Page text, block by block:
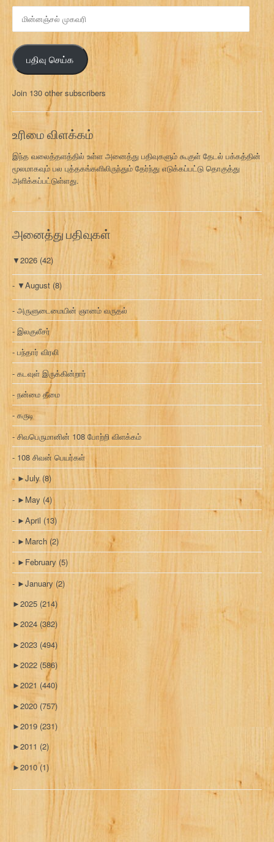
ன
ஞ்
ச
ல்
க
வ
பதிவு செய்க
Join 130 other subscribers
உரிமை விளக்கம்
இந்த வலைத்தளத்தில் உள்ள அனைத்து பதிவுகளும் கூகுள் தேடல் பக்கத்தின்
மூலமாகவும் பல புத்தகங்களிலிருந்தும் தேர்ந்து எடுக்கப்பட்டு தொகுத்து
அளிக்கப்பட்டுள்ளது.
அனைத்து பதிவுகள்
▼2026 (42)
▼August (8)
அருளுடைமையின் ஞானம் வருதல்
இலகுலீசர்
பந்தார் விரலி
கடவுள் இருக்கின்றார்
நன்மை தீமை
கருடி
சிவபெருமானின் 108 போற்றி விளக்கம்
108 சிவன் பெயர்கள்
►July(8)
► May (4)
►April (13)
► March (2)
► February (5)
►January (2)
►2025 (214)
►2024 (382)
►2023 (494)
►2022 (586)
►2021 (440)
►2020 (757)
►2019 (231)
►2011 (2)
►2010(1)